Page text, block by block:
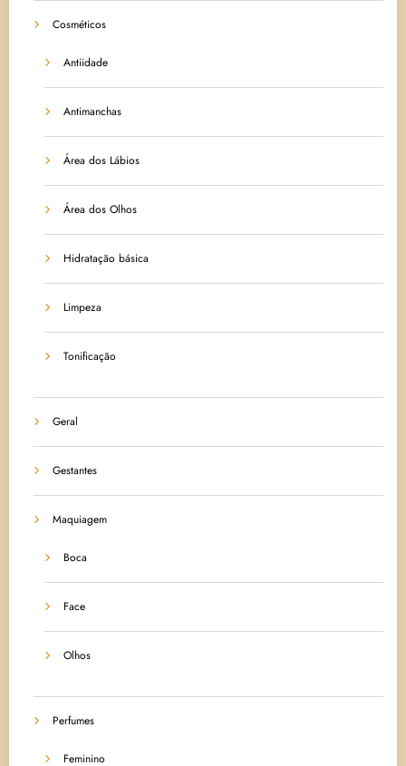
Cosméticos
Antiidade
Antimanchas
Área dos Lábios
Área dos Olhos
Hidratação básica
Limpeza
Tonificação
Geral
Gestantes
Maquiagem
Boca
Face
Olhos
Perfumes
Feminino